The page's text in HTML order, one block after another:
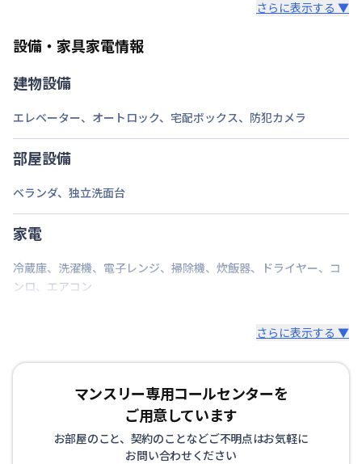
さらに表示する ▼
設備・家具家電情報
建物設備
エレベーター、 オートロック、 宅配ボックス、 防犯カメラ
部屋設備
ベランダ、 独立洗面台
家電
冷蔵庫、 洗濯機、 電子レンジ、 掃除機、 炊飯器、 ドライヤー、 コ
ンロ、 エアコン
さらに表示する ▼
マンスリー専用コールセンターを
ご用意しています
お部屋のこと、契約のことなどご不明点はお気軽に
お問い合わせください